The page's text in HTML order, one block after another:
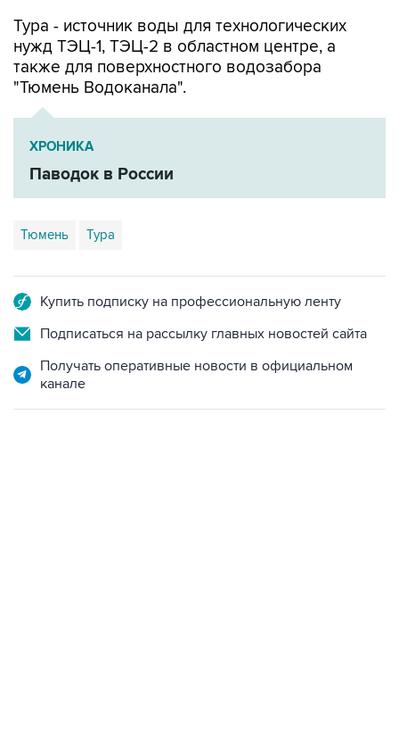
Тура - источник воды для технологических
нужд ТЭЦ-1, ТЭЦ-2 в областном центре, а
также для поверхностного водозабора
"Тюмень Водоканала".
ХРОНИКА
Паводок в России
Тюмень Тура
Купить подписку на профессиональную ленту
Подписаться на рассылку главных новостей сайта
Получать оперативные новости в официальном
канале